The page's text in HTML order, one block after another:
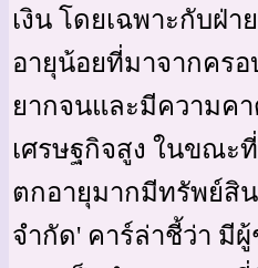
เงิน โดยเฉพาะกับฝ่า
อายุน้อยที่มาจากครอ
ยากจนและมีความคา
เศรษฐกิจสูง ในขณะ
ตกอายุมากมีทรัพย์สิน
จำกัด' คาร์ล่าชี้ว่า มี